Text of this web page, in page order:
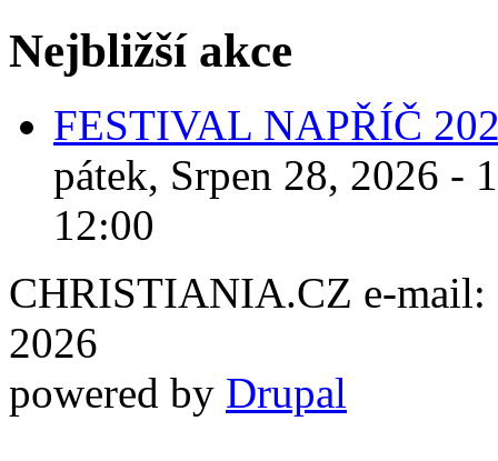
Nejbližší akce
FESTIVAL NAPŘÍČ
pátek, Srpen 28, 2026 -
12:00
CHRISTIANIA.CZ e-mail:
2026
powered by Drupal